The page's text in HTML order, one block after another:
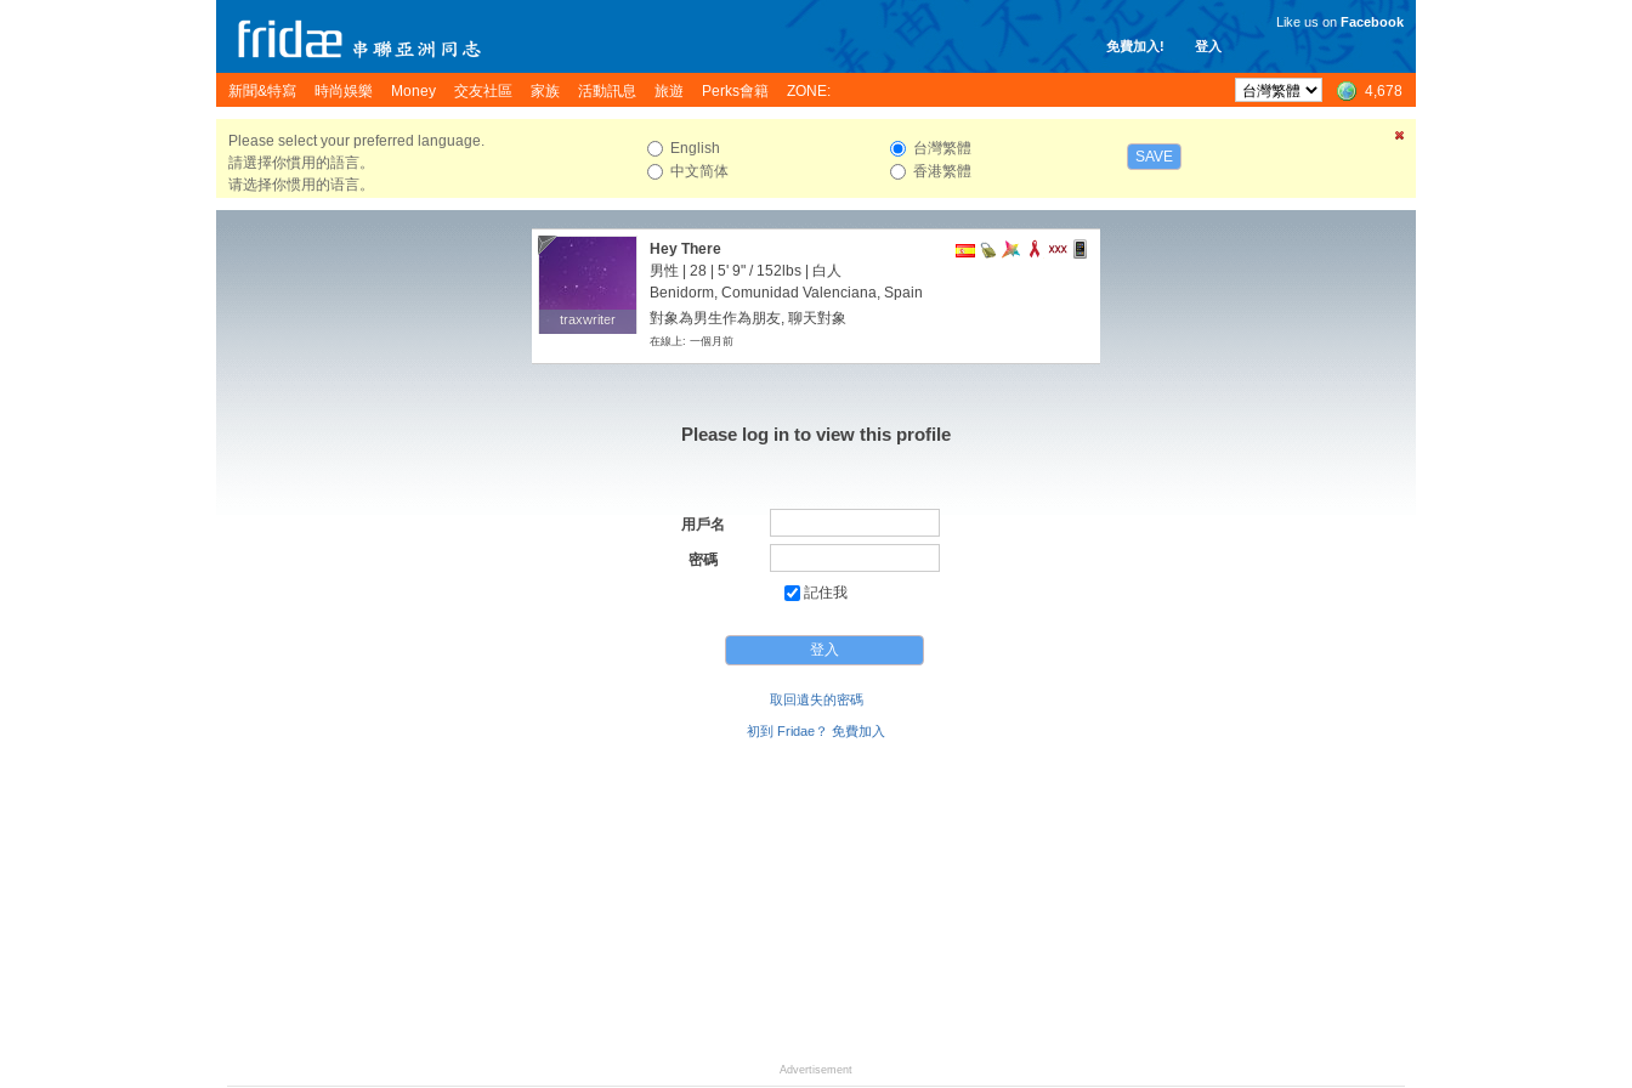
免費加入! 登入
Like us on Facebook
新聞&特寫 時尚娛樂 Money 交友社區 家族 活動訊息 旅遊 Perks會籍 ZONE: 4,678
Please select your preferred language.
請選擇你慣用的語言。
请选择你惯用的语言。
English
中文简体
台灣繁體
香港繁體
SAVE
traxwriter
traxwriter
Hey There
男性 | 28 | 5' 9" / 152lbs | 白人
Benidorm, Comunidad Valenciana, Spain
對象為男生作為朋友, 聊天對象
在線上: 一個月前
Please log in to view this profile
用戶名
密碼
記住我
取回遺失的密碼
初到 Fridae？ 免費加入
Advertisement